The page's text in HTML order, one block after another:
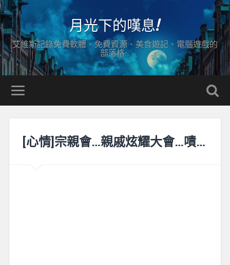
月光下的嘆息!
艾維斯記錄免費軟體、免費資源、美食遊記、電腦遊戲的
部落格…
[心情]宗親會…親戚炫耀大會…嘖…